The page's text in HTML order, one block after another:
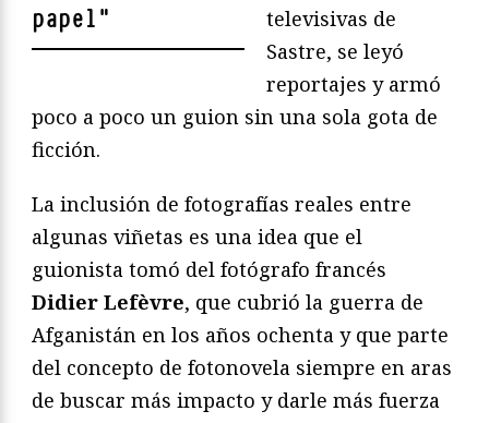
papel"
televisivas de
Sastre, se leyó
reportajes y armó
poco a poco un guion sin una sola gota de
ficción.
La inclusión de fotografías reales entre
algunas viñetas es una idea que el
guionista tomó del fotógrafo francés
Didier Lefèvre, que cubrió la guerra de
Afganistán en los años ochenta y que parte
del concepto de fotonovela siempre en aras
de buscar más impacto y darle más fuerza